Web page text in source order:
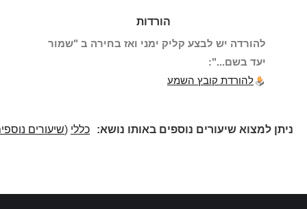
הורדות
להורדה יש לבצע קליק ימני ואז בחירה ב "שמור
יעד בשם...":
להורדת קובץ השמע
ניתן למצוא שיעורים נוספים באותו נושא: כללי(שיעורים נוספים)